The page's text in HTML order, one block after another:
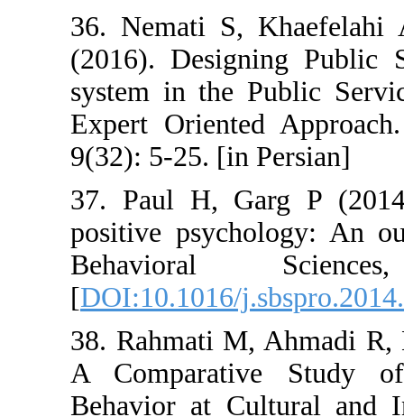
36. Nemati S,
(2016).
system in the
Expert
9(32): 5-25. [in
37. Paul H,
positive
[DOI:10.1016/
38. Rahmati
A
Behavior at